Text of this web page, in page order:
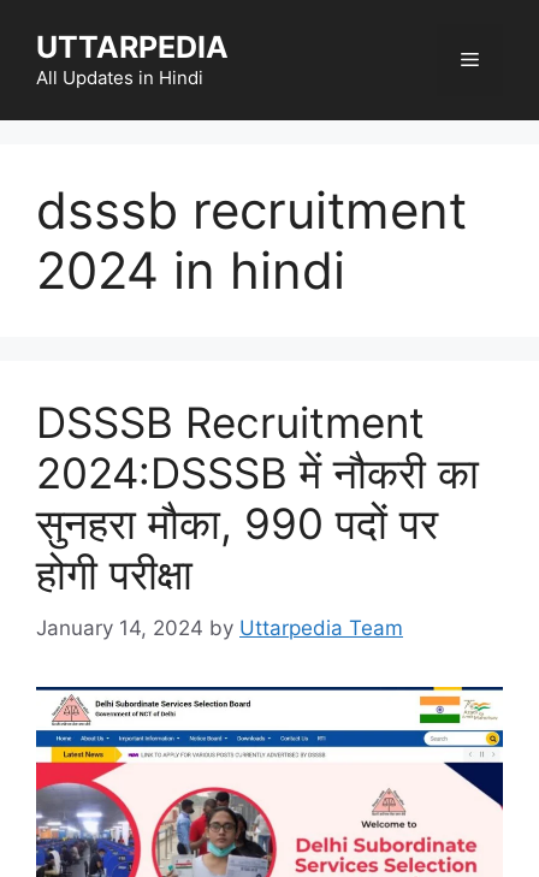
content
UTTARPEDIA
All Updates in Hindi
Menu
dsssb recruitment
2024 in hindi
DSSSB Recruitment
2024:DSSSB में नौकरी का
सुनहरा मौका, 990 पदों पर
होगी परीक्षा
January 14, 2024 by Uttarpedia Team